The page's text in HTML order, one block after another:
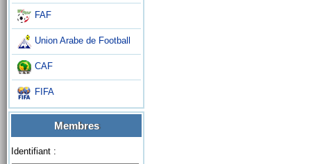
FAF
Union Arabe de Football
CAF
FIFA
Membres
Identifiant :